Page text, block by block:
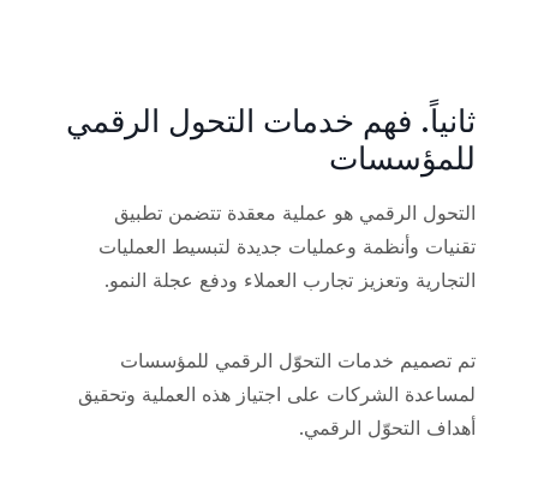
ثانياً. فهم خدمات التحول الرقمي
للمؤسسات
التحول الرقمي هو عملية معقدة تتضمن تطبيق
تقنيات وأنظمة وعمليات جديدة لتبسيط العمليات
التجارية وتعزيز تجارب العملاء ودفع عجلة النمو.
تم تصميم خدمات التحوّل الرقمي للمؤسسات
لمساعدة الشركات على اجتياز هذه العملية وتحقيق
أهداف التحوّل الرقمي.